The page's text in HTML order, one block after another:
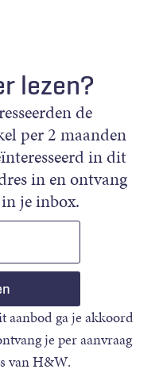
lezen?
de
per 2 maanden
in dit
in en ontvang
je inbox.
aanbod ga je akkoord
je per aanvraag
van H&W.